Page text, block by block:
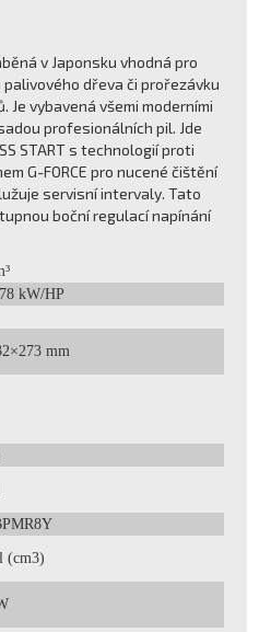
v Japonsku vhodná pro
dřeva či prořezávku
vybavená všemi moderními
profesionálních pil. Jde
START s technologií proti
G-FORCE pro nucené čištění
servisní intervaly. Tato
boční regulací napínání
kW/HP
mm
(cm3)